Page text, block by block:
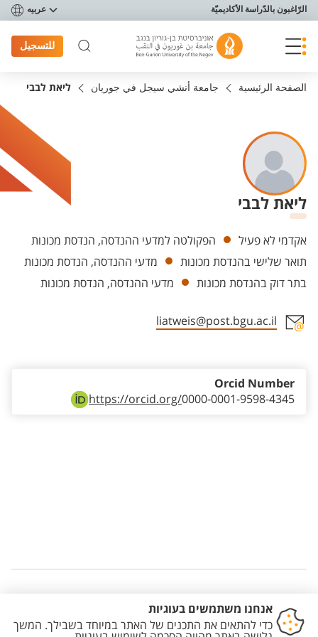
תפריט נגישות
الرّاغبون بالدّراسة الأكاديميّة عربيه
للتسجيل
الصفحة الرئيسية جامعة أنشي سيجل في جوريان ליאת לבבי
ליאת לבבי
Departments
אקדמי לא פעיל
הפקולטה למדעי ההנדסה, הנדסת מכונות
תואר שלישי בהנדסת מכונות
מדעי ההנדסה, הנדסת מכונות
בתר דוק בהנדסת מכונות
מדעי ההנדסה, הנדסת מכונות
liatweis@post.bgu.ac.il
https://orcid.org/0000-0001-9598-4345
Orcid Number